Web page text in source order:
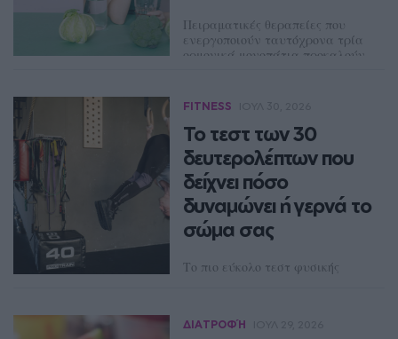
Πειραματικές θεραπείες που
ενεργοποιούν ταυτόχρονα τρία
ορμονικά μονοπάτια προκαλούν
έγκριση από FDA ή EMA.
ΔΈΣΠΟΙΝΑ ΠΟΛΥΧΡΟΝΊΔΟΥ
FITNESS
Το τεστ των 30
δευτερολέπτων που
δείχνει πόσο
δυναμώνει ή γερνά το
σώμα σας
Το πιο εύκολο τεστ φυσικής
ΔΈΣΠΟΙΝΑ ΠΟΛΥΧΡΟΝΊΔΟΥ
ΔΙΑΤΡΟΦΉ